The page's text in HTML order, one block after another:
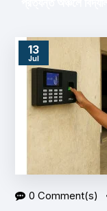
13
Jul
0 Comment(s)